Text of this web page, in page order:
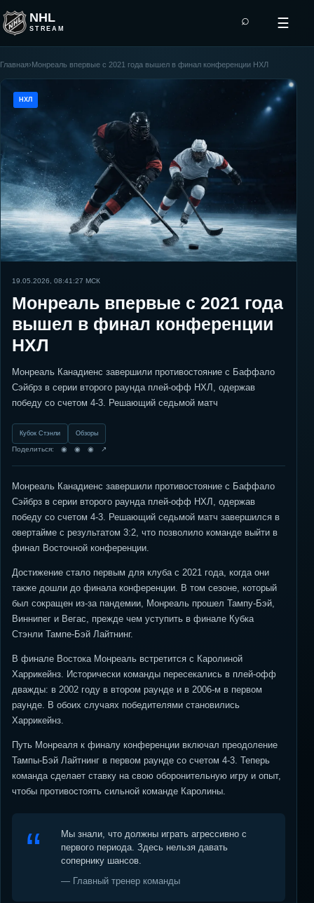
NHL
STREAM
⌕ ☰
Главная›Монреаль впервые с 2021 года вышел в финал конференции НХЛ
НХЛ
19.05.2026, 08:41:27 МСК
Монреаль впервые с 2021 года
вышел в финал конференции
НХЛ
Монреаль Канадиенс завершили противостояние с Баффало
Сэйбрз в серии второго раунда плей-офф НХЛ, одержав
победу со счетом 4-3. Решающий седьмой матч
Кубок Стэнли Обзоры
Поделиться: ◉ ◉ ◉ ↗
Монреаль Канадиенс завершили противостояние с Баффало
Сэйбрз в серии второго раунда плей-офф НХЛ, одержав
победу со счетом 4-3. Решающий седьмой матч завершился в
овертайме с результатом 3:2, что позволило команде выйти в
финал Восточной конференции.
Достижение стало первым для клуба с 2021 года, когда они
также дошли до финала конференции. В том сезоне, который
был сокращен из-за пандемии, Монреаль прошел Тампу-Бэй,
Виннипег и Вегас, прежде чем уступить в финале Кубка
Стэнли Тампе-Бэй Лайтнинг.
В финале Востока Монреаль встретится с Каролиной
Харрикейнз. Исторически команды пересекались в плей-офф
дважды: в 2002 году в втором раунде и в 2006-м в первом
раунде. В обоих случаях победителями становились
Харрикейнз.
Путь Монреаля к финалу конференции включал преодоление
Тампы-Бэй Лайтнинг в первом раунде со счетом 4-3. Теперь
команда сделает ставку на свою оборонительную игру и опыт,
чтобы противостоять сильной команде Каролины.
Мы знали, что должны играть агрессивно с
первого периода. Здесь нельзя давать
сопернику шансов.
— Главный тренер команды